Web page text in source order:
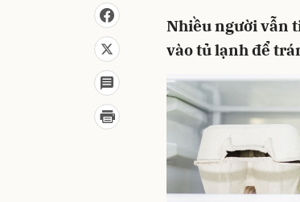
Nhiều người vẫn
vào tủ lạnh để